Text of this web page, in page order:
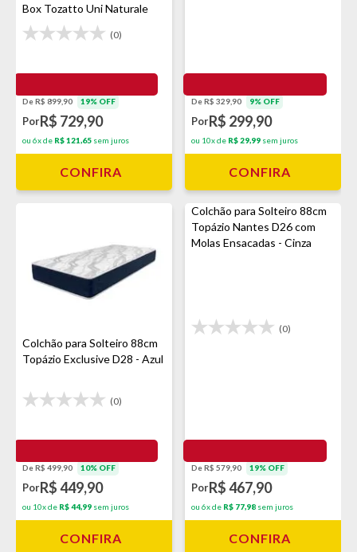
Box Tozatto Uni Naturale
(0)
De R$ 899,90 19% OFF
PorR$ 729,90
ou 6x de R$ 121,65 sem juros
CONFIRA
De R$ 329,90 9% OFF
PorR$ 299,90
ou 10x de R$ 29,99 sem juros
CONFIRA
Colchão para Solteiro 88cm
Topázio Exclusive D28 - Azul
(0)
De R$ 499,90 10% OFF
PorR$ 449,90
ou 10x de R$ 44,99 sem juros
CONFIRA
Colchão para Solteiro 88cm
Topázio Nantes D26 com
Molas Ensacadas - Cinza
(0)
De R$ 579,90 19% OFF
PorR$ 467,90
ou 6x de R$ 77,98 sem juros
CONFIRA